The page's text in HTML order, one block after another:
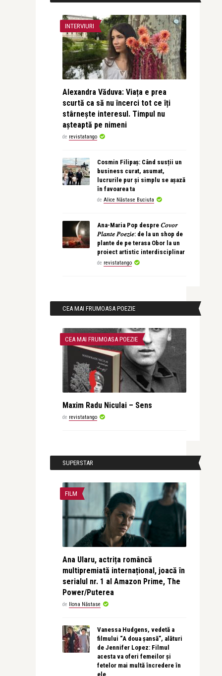
INTERVIURI
Alexandra Văduva: Viața e prea
scurtă ca să nu încerci tot ce îți
stârnește interesul. Timpul nu
așteaptă pe nimeni
de revistatango
Cosmin Filipaș: Când susții un
business curat, asumat,
lucrurile pur și simplu se așază
în favoarea ta
de Alice Năstase Buciuta
Ana-Maria Pop despre 𝐶𝑜𝑣𝑜𝑟
𝑃𝑙𝑎𝑛𝑡𝑒 𝑃𝑜𝑒𝑧𝑖𝑒: de la un shop de
plante de pe terasa Obor la un
proiect artistic interdisciplinar
de revistatango
CEA MAI FRUMOASA POEZIE
CEA MAI FRUMOASA POEZIE
Maxim Radu Niculai – Sens
de revistatango
SUPERSTAR
FILM
Ana Ularu, actrița româncă
multipremiată internațional, joacă în
serialul nr. 1 al Amazon Prime, The
Power/Puterea
de Ilona Năstase
Vanessa Hudgens, vedetă a
filmului “A doua șansă”, alături
de Jennifer Lopez: Filmul
acesta va oferi femeilor și
fetelor mai multă încredere în
ele